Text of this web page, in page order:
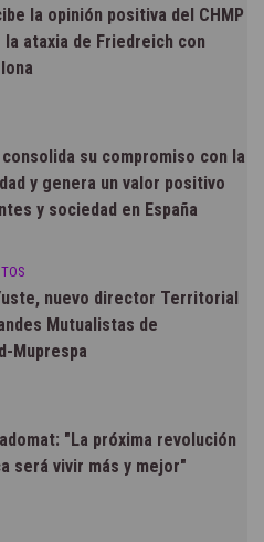
la opinión positiva del CHMP
ataxia de Friedreich con
consolida su compromiso con la
y genera un valor positivo
y sociedad en España
nuevo director Territorial
Mutualistas de
Muprespa
"La próxima revolución
será vivir más y mejor"